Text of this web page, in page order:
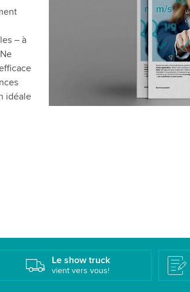
– à
idéale
Le show truck
vient vers vous!